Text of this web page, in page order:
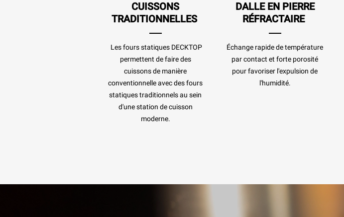
CUISSONS
TRADITIONNELLES
Les fours statiques DECKTOP
permettent de faire des
cuissons de manière
conventionnelle avec des fours
statiques traditionnels au sein
d'une station de cuisson
moderne.
DALLE EN PIERRE
RÉFRACTAIRE
Échange rapide de température
par contact et forte porosité
pour favoriser l'expulsion de
l'humidité.